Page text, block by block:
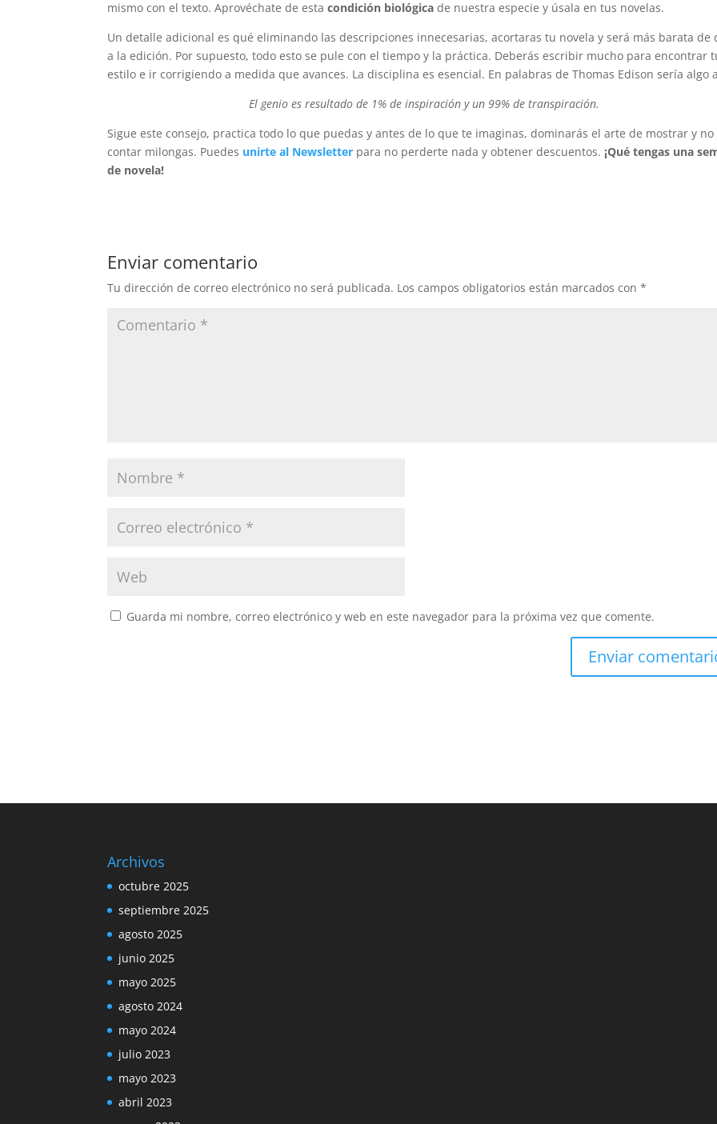
mismo con el texto. Aprovéchate de estacondición biológica de nuestra especie y úsala en tus novelas.
Un detalle adicional es qué eliminando las descripciones innecesarias, acortaras tu novela y será más barata de
a la edición. Por supuesto, todo esto se pule con el tiempo y la práctica. Deberás escribir mucho para encontrar
estilo e ir corrigiendo a medida que avances. La disciplina es esencial. En palabras de Thomas Edison sería algo
El genio es resultado de 1% de inspiración y un 99% de transpiración.
Sigue este consejo, practica todo lo que puedas y antes de lo que te imaginas, dominarás el arte de mostrar y no
contar milongas. Puedes unirte al Newsletter para no perderte nada y obtener descuentos. ¡Qué tengas una
de novela!
Enviar comentario
Tu dirección de correo electrónico no será publicada. Los campos obligatorios están marcados con*
Guarda mi nombre, correo electrónico y web en este navegador para la próxima vez que comente.
Archivos
octubre 2025
septiembre 2025
agosto 2025
junio 2025
mayo 2025
agosto 2024
mayo 2024
julio 2023
mayo 2023
abril 2023